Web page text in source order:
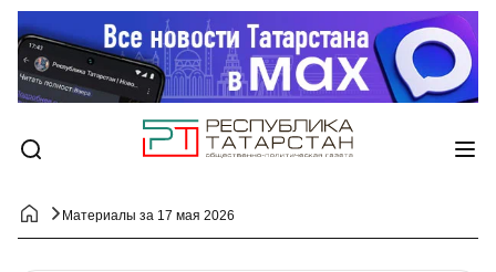
Материалы за 17 мая 2026